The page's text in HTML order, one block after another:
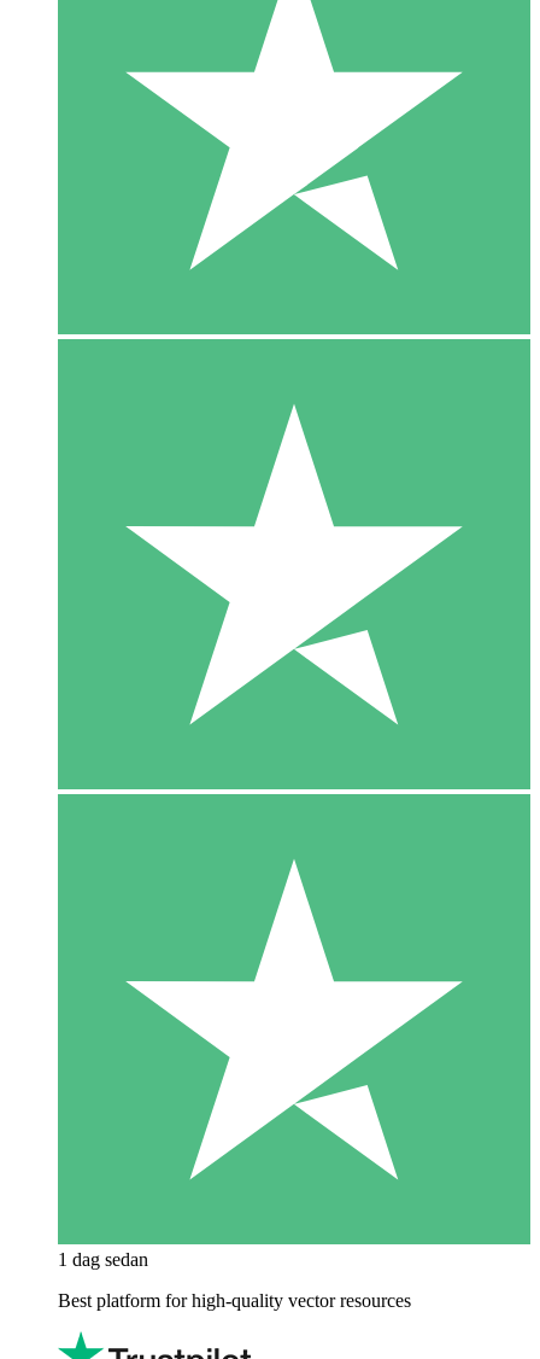
1 dag sedan
Best platform for high-quality vector resources